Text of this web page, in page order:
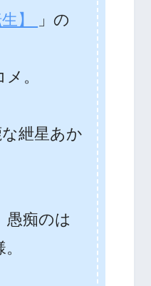
】
」の
。
紲星あか
愚痴のは